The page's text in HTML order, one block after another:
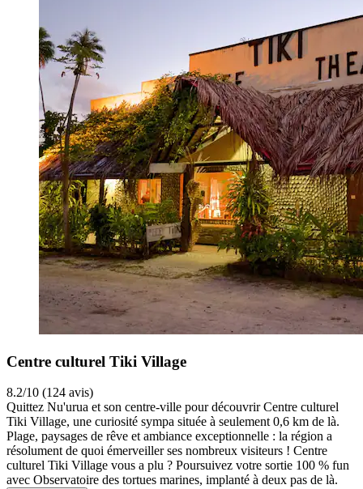
Centre culturel Tiki Village
8.2/10 (124 avis)
Quittez Nu'urua et son centre-ville pour découvrir Centre culturel
Tiki Village, une curiosité sympa située à seulement 0,6 km de là.
Plage, paysages de rêve et ambiance exceptionnelle : la région a
résolument de quoi émerveiller ses nombreux visiteurs ! Centre
culturel Tiki Village vous a plu ? Poursuivez votre sortie 100 % fun
avec Observatoire des tortues marines, implanté à deux pas de là.